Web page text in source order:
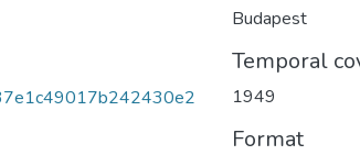
Budapest
Temporal
1949
Format